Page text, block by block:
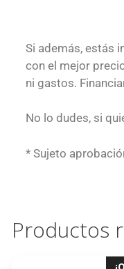
Si además, estás
con el mejor
ni gastos.
No lo dudes, si
* Sujeto
Productos